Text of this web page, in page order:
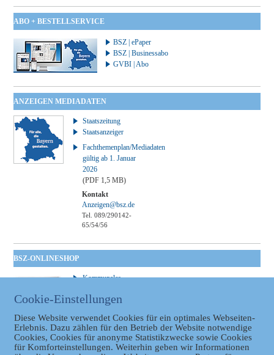
ABO + BESTELLSERVICE
BSZ | ePaper
BSZ | Businessabo
GVBI | Abo
ANZEIGEN MEDIADATEN
Staatszeitung
Staatsanzeiger
Fachthemenplan/Mediadaten
gültig ab 1. Januar
2026
(PDF 1,5 MB)
Kontakt
Anzeigen@bsz.de
Tel. 089/290142-
65/54/56
BSZ-ONLINESHOP
Kommunales
GVBl | Einbanddecke
Cookie-Einstellungen
Diese Website verwendet Cookies für ein optimales Webseiten-
Erlebnis. Dazu zählen für den Betrieb der Website notwendige
Cookies, Cookies für anonyme Statistikzwecke sowie Cookies
für Komforteinstellungen. Weiterhin geben wir Informationen